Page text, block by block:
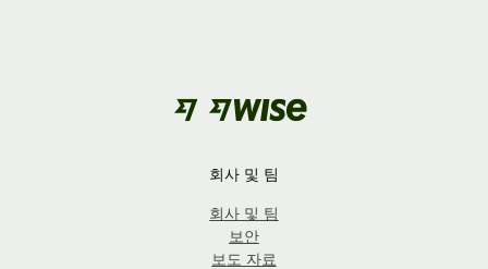
회사 및 팀
회사 및 팀
보안
보도 자료